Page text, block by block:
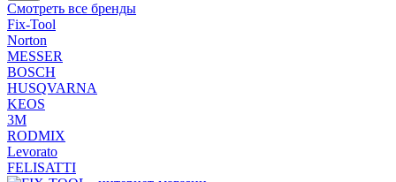
Смотреть все бренды
Fix-Tool
Norton
MESSER
BOSCH
HUSQVARNA
KEOS
3М
RODMIX
Levorato
FELISATTI